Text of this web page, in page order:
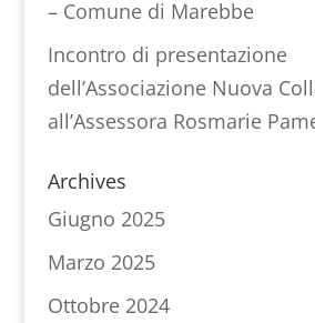
– Comune di Marebbe
Incontro di presentazione
dell’Associazione Nuova
all’Assessora Rosmarie
Archives
Giugno 2025
Marzo 2025
Ottobre 2024